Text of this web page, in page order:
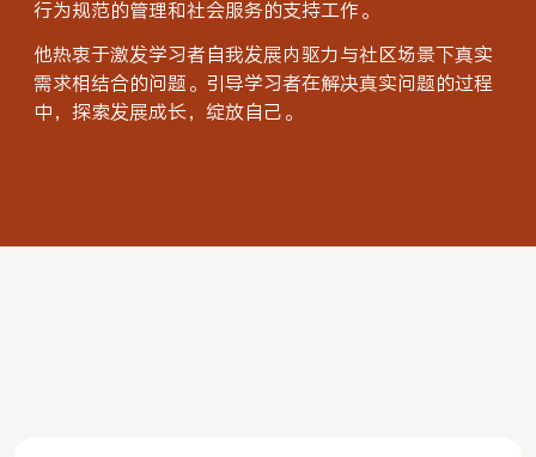
行为规范的管理和社会服务的支持工作。
他热衷于激发学习者自我发展内驱力与社区场景下真实
需求相结合的问题。引导学习者在解决真实问题的过程
中，探索发展成长，绽放自己。